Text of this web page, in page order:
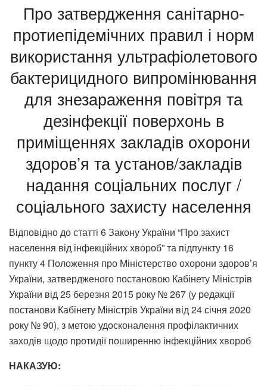
Про затвердження санітарно-
протиепідемічних правил і норм
використання ультрафіолетового
бактерицидного випромінювання
для знезараження повітря та
дезінфекції поверхонь в
приміщеннях закладів охорони
здоров’я та установ/закладів
надання соціальних послуг /
соціального захисту населення
Відповідно до статті 6 Закону України “Про захист
населення від інфекційних хвороб” та підпункту 16
пункту 4 Положення про Міністерство охорони здоров’я
України, затвердженого постановою Кабінету Міністрів
України від 25 березня 2015 року № 267 (у редакції
постанови Кабінету Міністрів України від 24 січня 2020
року № 90), з метою удосконалення профілактичних
заходів щодо протидії поширенню інфекційних хвороб
НАКАЗУЮ: